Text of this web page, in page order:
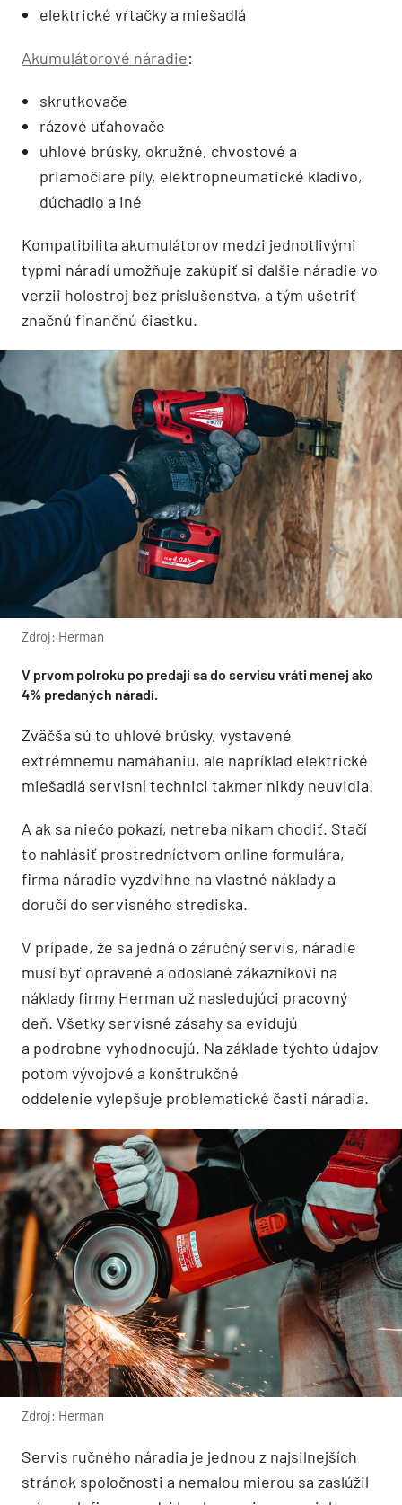
elektrické vŕtačky a miešadlá
Akumulátorové náradie:
skrutkovače
rázové uťahovače
uhlové brúsky, okružné, chvostové a
priamočiare píly, elektropneumatické kladivo,
dúchadlo a iné
Kompatibilita akumulátorov medzi jednotlivými
typmi náradí umožňuje zakúpiť si ďalšie náradie vo
verzii holostroj bez príslušenstva, a tým ušetriť
značnú finančnú čiastku.
Zdroj: Herman
V prvom polroku po predaji sa do servisu vráti menej ako
4% predaných náradí.
Zväčša sú to uhlové brúsky, vystavené
extrémnemu namáhaniu, ale napríklad elektrické
miešadlá servisní technici takmer nikdy neuvidia.
A ak sa niečo pokazí, netreba nikam chodiť. Stačí
to nahlásiť prostredníctvom online formulára,
firma náradie vyzdvihne na vlastné náklady a
doručí do servisného strediska.
V prípade, že sa jedná o záručný servis, náradie
musí byť opravené a odoslané zákazníkovi na
náklady firmy Herman už nasledujúci pracovný
deň. Všetky servisné zásahy sa evidujú
a podrobne vyhodnocujú. Na základe týchto údajov
potom vývojové a konštrukčné
oddelenie vylepšuje problematické časti náradia.
Zdroj: Herman
Servis ručného náradia je jednou z najsilnejších
stránok spoločnosti a nemalou mierou sa zaslúžil